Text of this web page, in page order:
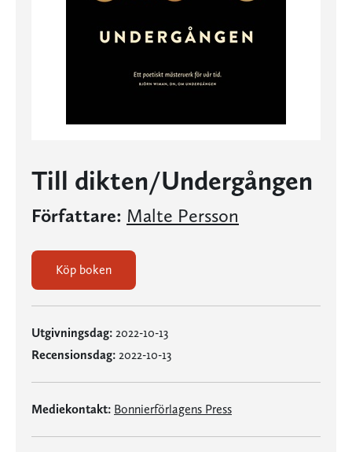
Till dikten/Undergången
Författare: Malte Persson
Köp boken
Utgivningsdag: 2022-10-13
Recensionsdag: 2022-10-13
Mediekontakt: Bonnierförlagens Press